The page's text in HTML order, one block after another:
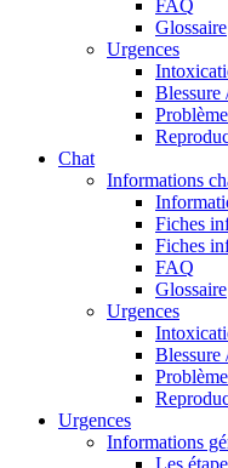
FAQ
Glossaire
Urgences
Blessure
Chat
Informations
Fiches
Fiches
FAQ
Glossaire
Urgences
Blessure
Urgences
Informations
Les